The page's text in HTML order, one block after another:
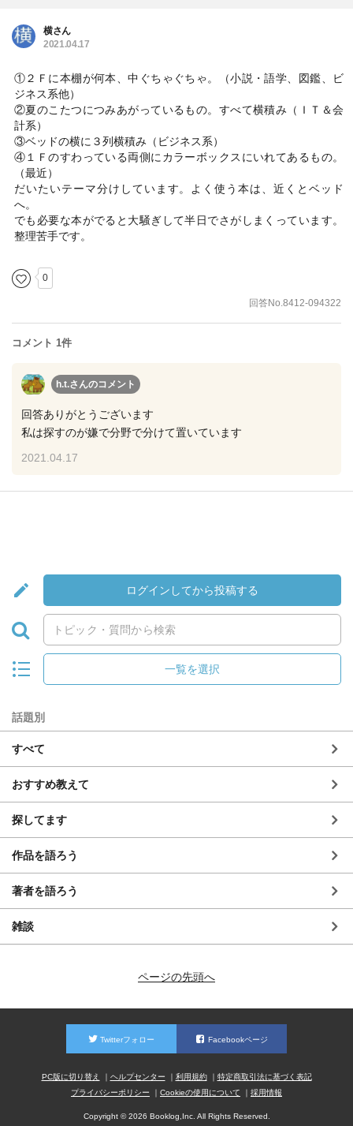
横さん
2021.04.17
①２Ｆに本棚が何本、中ぐちゃぐちゃ。（小説・語学、図鑑、ビ
ジネス系他）
②夏のこたつにつみあがっているもの。すべて横積み（ＩＴ＆会
計系）
③ベッドの横に３列横積み（ビジネス系）
④１Ｆのすわっている両側にカラーボックスにいれてあるもの。
（最近）
だいたいテーマ分けしています。よく使う本は、近くとベッド
へ。
でも必要な本がでると大騒ぎして半日でさがしまくっています。
整理苦手です。
0
回答No.8412-094322
コメント 1件
h.t.さんのコメント
回答ありがとうございます
私は探すのが嫌で分野で分けて置いています
2021.04.17
ログインしてから投稿する
一覧を選択
話題別
すべて
おすすめ教えて
探してます
作品を語ろう
著者を語ろう
雑談
ページの先頭へ
Twitterフォロー Facebookページ
PC版に切り替え ヘルプセンター 利用規約
特定商取引法に基づく表記
プライバシーポリシー
Cookieの使用について 採用情報
Copyright © 2026 Booklog,Inc. All Rights Reserved.